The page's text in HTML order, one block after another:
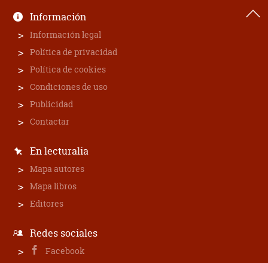
Información
Información legal
Política de privacidad
Política de cookies
Condiciones de uso
Publicidad
Contactar
En lecturalia
Mapa autores
Mapa libros
Editores
Redes sociales
Facebook